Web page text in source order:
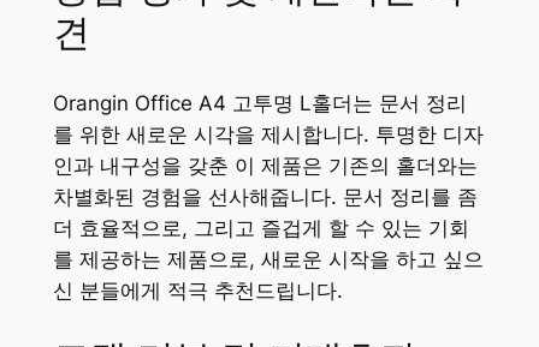
견
Orangin Office A4 고투명 L홀더는 문서 정리
를 위한 새로운 시각을 제시합니다. 투명한 디자
인과 내구성을 갖춘 이 제품은 기존의 홀더와는
차별화된 경험을 선사해줍니다. 문서 정리를 좀
더 효율적으로, 그리고 즐겁게 할 수 있는 기회
를 제공하는 제품으로, 새로운 시작을 하고 싶으
신 분들에게 적극 추천드립니다.